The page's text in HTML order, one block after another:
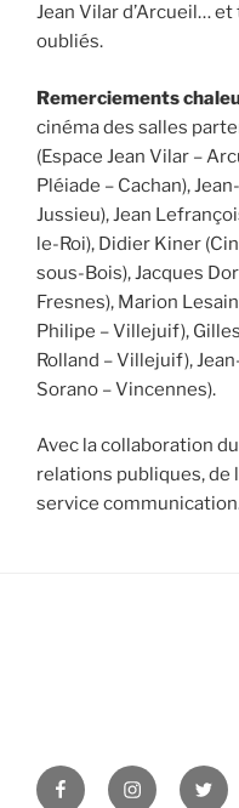
Jean Vilar d’Arcueil…
oubliés.
Remerciements
cinéma des salles
(Espace Jean Vilar –
Pléiade – Cachan),
Jussieu), Jean
le-Roi), Didier Kiner
sous-Bois), Jacques
Fresnes), Marion
Philipe – Villejuif),
Rolland – Villejuif),
Sorano – Vincennes).
Avec la collaboration
relations publiques, de
service
FacebookInstagram